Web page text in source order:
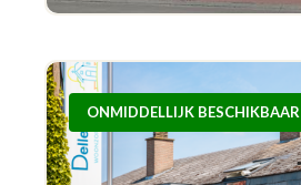
ONMIDDELLIJK BESCHIKBAAR